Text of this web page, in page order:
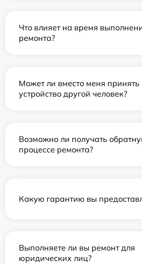
Что влияет на время
ремонта?
Может ли вместо меня принять
устройство другой человек?
Возможно ли получать
процессе ремонта?
Какую гарантию вы
Выполняете ли вы ремонт для
юридических лиц?